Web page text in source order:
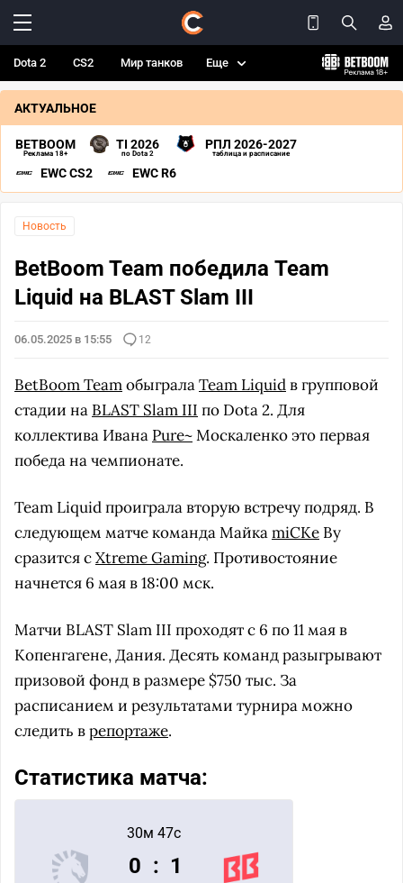
Dota 2 CS2 Мир танков Еще
АКТУАЛЬНОЕ
BETBOOM
Реклама 18+
TI 2026
по Dota 2
РПЛ 2026-2027
таблица и расписание
EWC CS2 EWC R6
Новость
BetBoom Team победила Team
Liquid на BLAST Slam III
06.05.2025 в 15:55 12
BetBoom TeamобыгралаTeam Liquidв групповой
стадии на BLAST Slam III по Dota 2. Для
коллектива Ивана Pure~Москаленко это первая
победа на чемпионате.
Team Liquid проиграла вторую встречу подряд. В
следующем матче команда МайкаmiCKe Ву
сразится сXtreme Gaming. Противостояние
начнется 6 мая в 18:00 мск.
Матчи BLAST Slam III проходят с 6 по 11 мая в
Копенгагене, Дания. Десять команд разыгрывают
призовой фонд в размере $750 тыс. За
расписанием и результатами турнира можно
следить врепортаже.
Статистика матча:
30м 47с
0 : 1